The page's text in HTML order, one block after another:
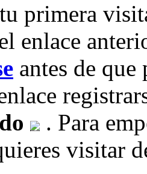
primera
enlace
antes de que
. Para
visitar